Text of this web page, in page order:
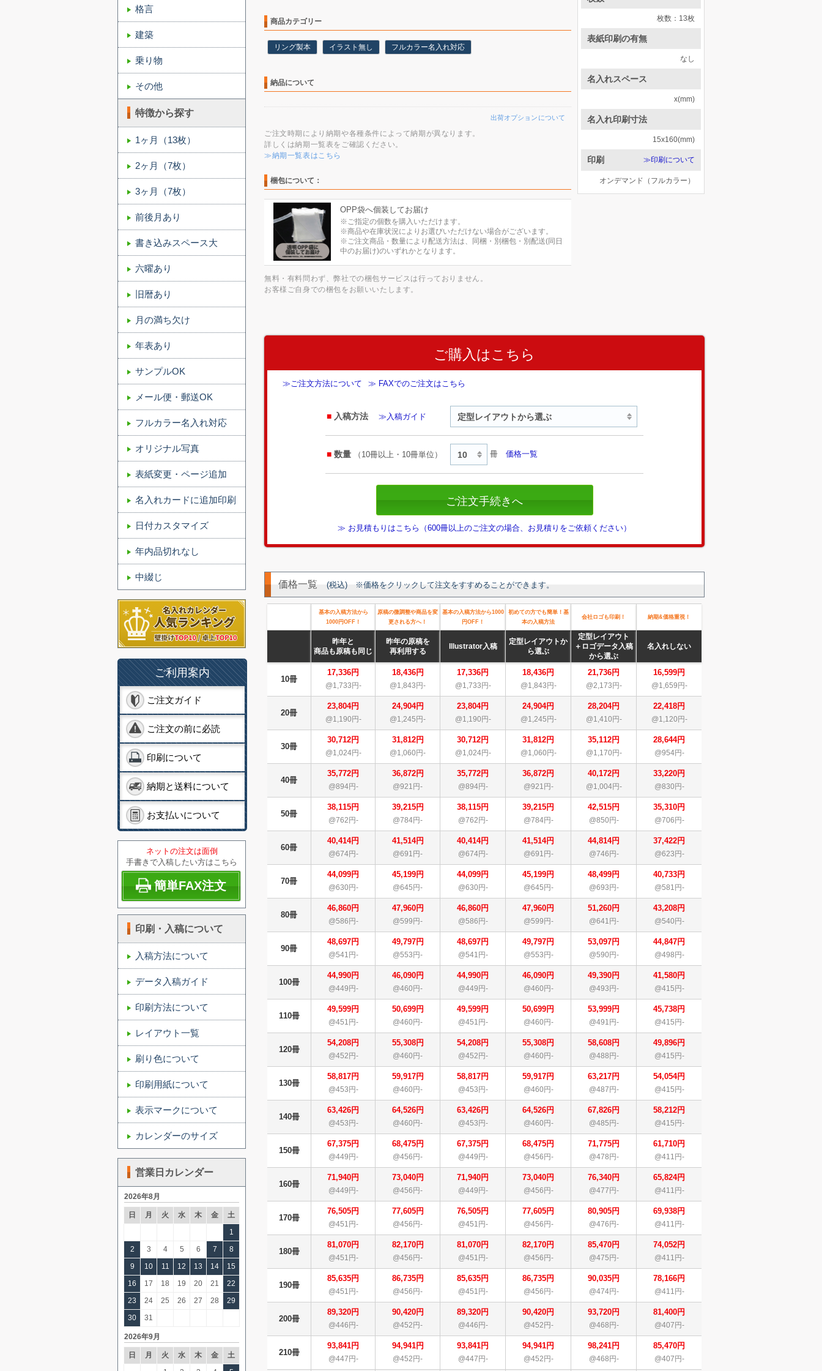
格言
建築
乗り物
その他
特徴から探す
1ヶ月（13枚）
2ヶ月（7枚）
3ヶ月（7枚）
前後月あり
書き込みスペース大
六曜あり
旧暦あり
月の満ち欠け
年表あり
サンプルOK
メール便・郵送OK
フルカラー名入れ対応
オリジナル写真
表紙変更・ページ追加
名入れカードに追加印刷
日付カスタマイズ
年内品切れなし
中綴じ
ご利用案内
ご注文ガイド
ご注文の前に必読
印刷について
納期と送料について
お支払いについて
ネットの注文は面倒
手書きで入稿したい方はこちら
簡単FAX注文
印刷・入稿について
入稿方法について
データ入稿ガイド
印刷方法について
レイアウト一覧
刷り色について
印刷用紙について
表示マークについて
カレンダーのサイズ
営業日カレンダー
2026年8月
日 月 火 水 木 金
土
1
2
3 4 5 6 7
8
9
10 11 12 13 14
15
16
17 18 19 20 21
22
23
24 25 26 27 28
29
30
31
2026年9月
日 月 火 水 木 金
土
商品カテゴリー
リング製本 イラスト無し フルカラー名入れ対応
納品について
出荷オプションについて
ご注文時期により納期や各種条件によって納期が異なります。
詳しくは納期一覧表をご確認ください。
≫納期一覧表はこちら
梱包について：
OPP袋へ個装してお届け
※ご指定の個数を購入いただけます。
※商品や在庫状況によりお選びいただけない場合がございます。
※ご注文商品・数量により配送方法は、同梱・別梱包・別配送(同日
中のお届け)のいずれかとなります。
無料・有料問わず、弊社での梱包サービスは行っておりません。
お客様ご自身での梱包をお願いいたします。
枚数：13枚
表紙印刷の有無
なし
名入れスペース
x(mm)
名入れ印刷寸法
15x160(mm)
印刷 ≫印刷について
オンデマンド（フルカラー）
ご購入はこちら
≫ご注文方法について ≫ FAXでのご注文はこちら
入稿方法 ≫入稿ガイド
数量 （10冊以上・10冊単位） 冊価格一覧
≫ お見積もりはこちら（600冊以上のご注文の場合、お見積りをご依頼ください）
価格一覧 (税込) ※価格をクリックして注文をすすめることができます。
基本の入稿方法から
1000円OFF！
原稿の微調整や商品を変
更される方へ！
基本の入稿方法から1000
円OFF！
初めての方でも簡単！基
本の入稿方法
会社ロゴも印刷！ 納期&価格重視！
昨年と
商品も原稿も同じ
昨年の原稿を
再利用する
Illustrator入稿
定型レイアウトか
ら選ぶ
定型レイアウト
＋ロゴデータ入稿
から選ぶ
名入れしない
10冊
17,336円
@1,733円-
18,436円
@1,843円-
17,336円
@1,733円-
18,436円
@1,843円-
21,736円
@2,173円-
16,599円
@1,659円-
20冊
23,804円
@1,190円-
24,904円
@1,245円-
23,804円
@1,190円-
24,904円
@1,245円-
28,204円
@1,410円-
22,418円
@1,120円-
30冊
30,712円
@1,024円-
31,812円
@1,060円-
30,712円
@1,024円-
31,812円
@1,060円-
35,112円
@1,170円-
28,644円
@954円-
40冊
35,772円
@894円-
36,872円
@921円-
35,772円
@894円-
36,872円
@921円-
40,172円
@1,004円-
33,220円
@830円-
50冊
38,115円
@762円-
39,215円
@784円-
38,115円
@762円-
39,215円
@784円-
42,515円
@850円-
35,310円
@706円-
60冊
40,414円
@674円-
41,514円
@691円-
40,414円
@674円-
41,514円
@691円-
44,814円
@746円-
37,422円
@623円-
70冊
44,099円
@630円-
45,199円
@645円-
44,099円
@630円-
45,199円
@645円-
48,499円
@693円-
40,733円
@581円-
80冊
46,860円
@586円-
47,960円
@599円-
46,860円
@586円-
47,960円
@599円-
51,260円
@641円-
43,208円
@540円-
90冊
48,697円
@541円-
49,797円
@553円-
48,697円
@541円-
49,797円
@553円-
53,097円
@590円-
44,847円
@498円-
100冊
44,990円
@449円-
46,090円
@460円-
44,990円
@449円-
46,090円
@460円-
49,390円
@493円-
41,580円
@415円-
110冊
49,599円
@451円-
50,699円
@460円-
49,599円
@451円-
50,699円
@460円-
53,999円
@491円-
45,738円
@415円-
120冊
54,208円
@452円-
55,308円
@460円-
54,208円
@452円-
55,308円
@460円-
58,608円
@488円-
49,896円
@415円-
130冊
58,817円
@453円-
59,917円
@460円-
58,817円
@453円-
59,917円
@460円-
63,217円
@487円-
54,054円
@415円-
140冊
63,426円
@453円-
64,526円
@460円-
63,426円
@453円-
64,526円
@460円-
67,826円
@485円-
58,212円
@415円-
150冊
67,375円
@449円-
68,475円
@456円-
67,375円
@449円-
68,475円
@456円-
71,775円
@478円-
61,710円
@411円-
160冊
71,940円
@449円-
73,040円
@456円-
71,940円
@449円-
73,040円
@456円-
76,340円
@477円-
65,824円
@411円-
170冊
76,505円
@451円-
77,605円
@456円-
76,505円
@451円-
77,605円
@456円-
80,905円
@476円-
69,938円
@411円-
180冊
81,070円
@451円-
82,170円
@456円-
81,070円
@451円-
82,170円
@456円-
85,470円
@475円-
74,052円
@411円-
190冊
85,635円
@451円-
86,735円
@456円-
85,635円
@451円-
86,735円
@456円-
90,035円
@474円-
78,166円
@411円-
200冊
89,320円
@446円-
90,420円
@452円-
89,320円
@446円-
90,420円
@452円-
93,720円
@468円-
81,400円
@407円-
210冊
93,841円
@447円-
94,941円
@452円-
93,841円
@447円-
94,941円
@452円-
98,241円
@468円-
85,470円
@407円-